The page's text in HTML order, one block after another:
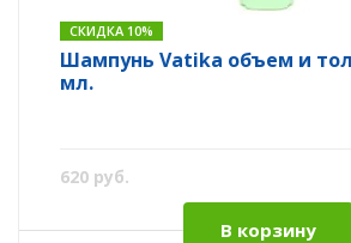
СКИДКА 10%
Шампунь Vatika объем и
мл.
620 руб.
В корзину